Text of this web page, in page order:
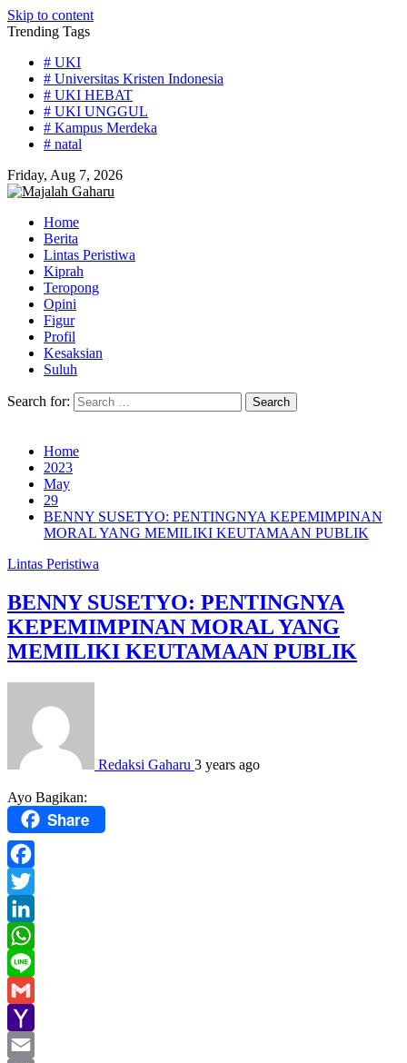
Skip to content
Trending Tags
# UKI
# Universitas Kristen Indonesia
# UKI HEBAT
# UKI UNGGUL
# Kampus Merdeka
# natal
Friday, Aug 7, 2026
Home
Berita
Lintas Peristiwa
Kiprah
Teropong
Opini
Figur
Profil
Kesaksian
Suluh
Search for:
Home
2023
May
29
BENNY SUSETYO: PENTINGNYA KEPEMIMPINAN
MORAL YANG MEMILIKI KEUTAMAAN PUBLIK
Lintas Peristiwa
BENNY SUSETYO: PENTINGNYA
KEPEMIMPINAN MORAL YANG
MEMILIKI KEUTAMAAN PUBLIK
Redaksi Gaharu 3 years ago
Ayo Bagikan:
Share
Facebook
Twitter
LinkedIn
WhatsApp
Line
Gmail
Yahoo